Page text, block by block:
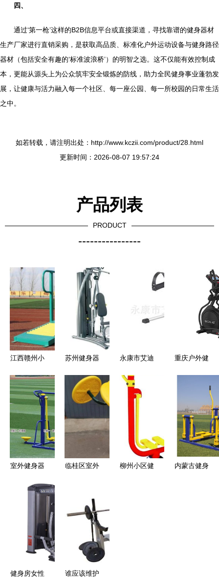
四、
通过‘第一枪’这样的B2B信息平台或直接渠道，寻找靠谱的健身器材
生产厂家进行直销采购，是获取高品质、标准化户外运动设备与健身路径
器材（包括安全有趣的‘标准波浪桥’）的明智之选。这不仅能有效控制成
本，更能从源头上为公众筑牢安全锻炼的防线，助力全民健身事业蓬勃发
展，让健康与活力融入每一个社区、每一座公园、每一所校园的日常生活
之中。
如若转载，请注明出处：http://www.kczii.com/product/28.html
更新时间：2026-08-07 19:57:24
产品列表
PRODUCT
----------------
江西赣州小
价格解析
社区公园
DC251太极
轮助力老年
健康
苏州健身器
批发到厂家
的全面解析
永康市艾迪
健身器材产
品一览，打
造家庭与商
用健身新体
验
重庆户外健
室外健身器
购指南 双
两联单杠图
片解析
临桂区室外
健身知多点
柳州小区健
内蒙古健身
健身房女性
谁应该维护